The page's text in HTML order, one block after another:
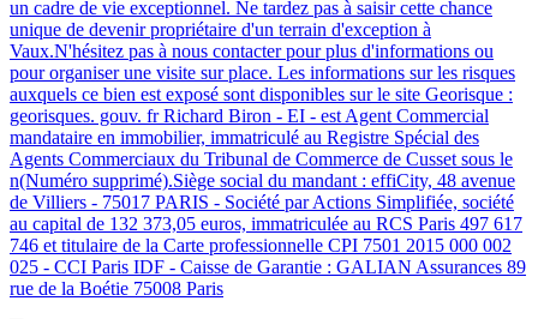
un cadre de vie exceptionnel. Ne tardez pas à saisir cette chance
unique de devenir propriétaire d'un terrain d'exception à
Vaux.N'hésitez pas à nous contacter pour plus d'informations ou
pour organiser une visite sur place. Les informations sur les risques
auxquels ce bien est exposé sont disponibles sur le site Georisque :
georisques. gouv. fr Richard Biron - EI - est Agent Commercial
mandataire en immobilier, immatriculé au Registre Spécial des
Agents Commerciaux du Tribunal de Commerce de Cusset sous le
n(Numéro supprimé).Siège social du mandant : effiCity, 48 avenue
de Villiers - 75017 PARIS - Société par Actions Simplifiée, société
au capital de 132 373,05 euros, immatriculée au RCS Paris 497 617
746 et titulaire de la Carte professionnelle CPI 7501 2015 000 002
025 - CCI Paris IDF - Caisse de Garantie : GALIAN Assurances 89
rue de la Boétie 75008 Paris